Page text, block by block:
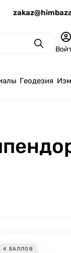
Поиск
Геодезия
4 БАЛЛОВ